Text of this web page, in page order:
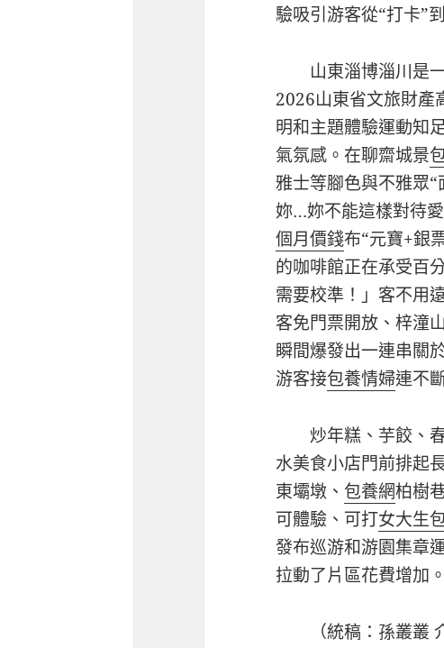
驗吸引游客從“打卡”
山東淄博淄川是
2026山東省文旅財產
明和主題體驗運動知
氣氛感。在聊齋城景
雅士等腳色與不雅眾
妳…妳不能這樣對待
個月價錢布“元寶+銀
的咖啡館正在承受百
需要校準！」客不用
客免門票開放、梓潼
瞬間爆發出一連串關
游客接包養情婦連不
炒年糕、芋餃、
水美食小店門前排起
東壩墩、 包養網柏樹
可體驗、可打女大生
發布巡游和游園集章
拉動了片區花費增加。
（統稿：孫叢